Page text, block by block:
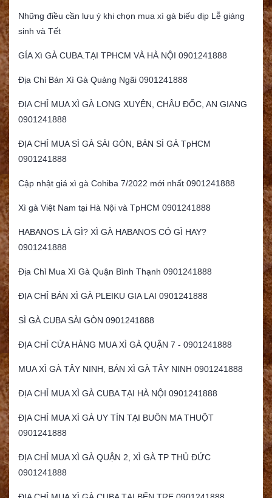
Những điều cần lưu ý khi chọn mua xì gà biếu dịp Lễ giáng
sinh và Tết
GÍA Xì GÀ CUBA.TẠI TPHCM VÀ HÀ NỘI 0901241888
Địa Chỉ Bán Xì Gà Quảng Ngãi 0901241888
ĐỊA CHỈ MUA XÌ GÀ LONG XUYÊN, CHÂU ĐỐC, AN GIANG
0901241888
ĐỊA CHỈ MUA SÌ GÀ SÀI GÒN, BÁN SÌ GÀ TpHCM
0901241888
Cập nhật giá xì gà Cohiba 7/2022 mới nhất 0901241888
Xì gà Việt Nam tại Hà Nội và TpHCM 0901241888
HABANOS LÀ GÌ? XÌ GÀ HABANOS CÓ GÌ HAY?
0901241888
Địa Chỉ Mua Xì Gà Quận Bình Thạnh 0901241888
ĐỊA CHỈ BÁN XÌ GÀ PLEIKU GIA LAI 0901241888
SÌ GÀ CUBA SÀI GÒN 0901241888
ĐỊA CHỈ CỬA HÀNG MUA XÌ GÀ QUẬN 7 - 0901241888
MUA XÌ GÀ TÂY NINH, BÁN XÌ GÀ TÂY NINH 0901241888
ĐỊA CHỈ MUA XÌ GÀ CUBA TẠI HÀ NỘI 0901241888
ĐỊA CHỈ MUA XÌ GÀ UY TÍN TẠI BUÔN MA THUỘT
0901241888
ĐỊA CHỈ MUA XÌ GÀ QUẬN 2, XÌ GÀ TP THỦ ĐỨC
0901241888